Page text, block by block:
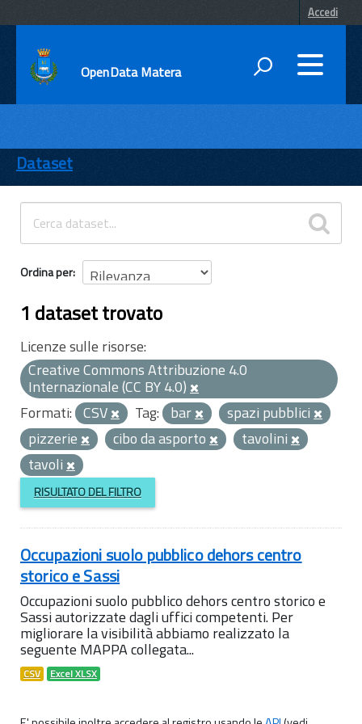
Accedi
OpenData Matera
ENTI
TEMI
INFORMAZIONI
Dataset
Ordina per
1 dataset trovato
Licenze sulle risorse:
Creative Commons Attribuzione 4.0
Internazionale (CC BY 4.0)
Formati: CSV Tag: bar
spazi pubblici
pizzerie
cibo da asporto
tavolini
tavoli
RISULTATO DEL FILTRO
Occupazioni suolo pubblico dehors centro
storico e Sassi
Occupazioni suolo pubblico dehors centro storico e
Sassi autorizzate dagli uffici competenti. Per
migliorare la visibilità abbiamo realizzato la
seguente MAPPA collegata...
CSV Excel XLSX